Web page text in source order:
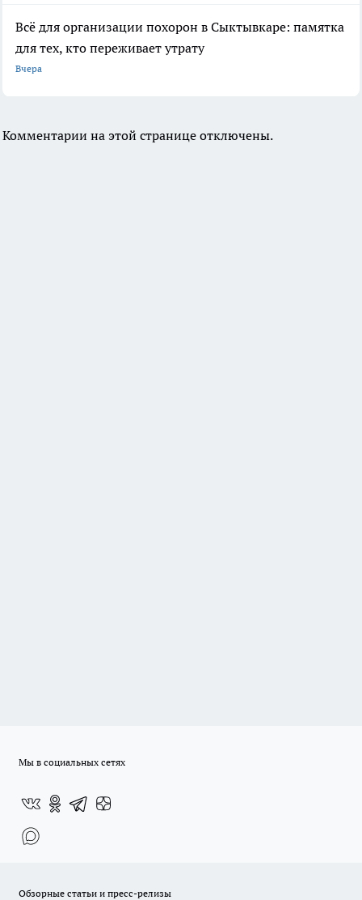
Всё для организации похорон в Сыктывкаре: памятка
для тех, кто переживает утрату
Вчера
Комментарии на этой странице отключены.
Мы в социальных сетях
Обзорные статьи и пресс-релизы